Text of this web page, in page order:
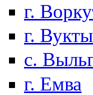
г.
г.
с.
г. Емва